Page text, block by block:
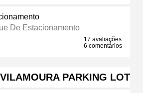
De Estacionamento
17 avaliações
6 comentários
PARKING LOT